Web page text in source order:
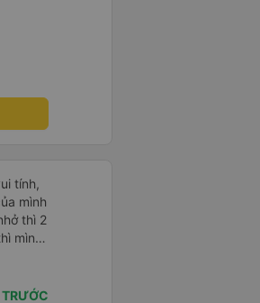
tính,
thì 2
mình
to. To